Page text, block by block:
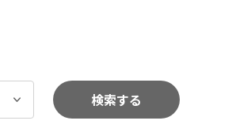
検索する